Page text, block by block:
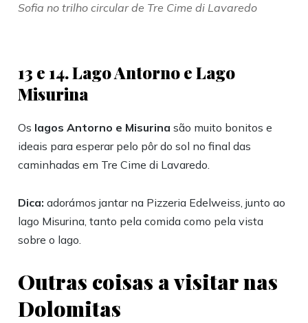
Sofia no trilho circular de Tre Cime di Lavaredo
13 e 14. Lago Antorno e Lago
Misurina
Os lagos Antorno e Misurina são muito bonitos e
ideais para esperar pelo pôr do sol no final das
caminhadas em Tre Cime di Lavaredo.
Dica:adorámos jantar na Pizzeria Edelweiss, junto ao
lago Misurina, tanto pela comida como pela vista
sobre o lago.
Outras coisas a visitar nas
Dolomitas